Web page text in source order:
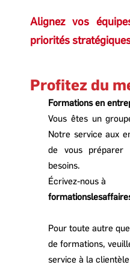
Alignez vos
priorités
Profitez du
Formations en
Vous êtes un
Notre service aux
de vous
besoins.
Écrivez-nous à
Pour toute autre
de formations,
service à la